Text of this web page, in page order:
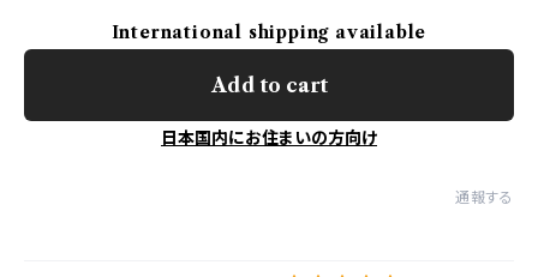
International shipping available
Add to cart
日本国内にお住まいの方向け
通報する